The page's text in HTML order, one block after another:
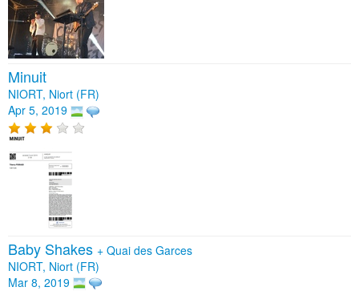
Minuit
NIORT, Niort (FR)
Apr 5, 2019
Baby Shakes + Quai des Garces
NIORT, Niort (FR)
Mar 8, 2019